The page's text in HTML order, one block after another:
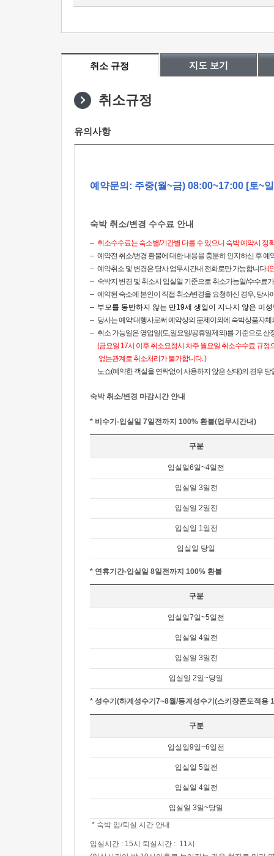
취소 규정 지도 보기
취소규정
유의사항
예약문의: 주중(월~금) 08:00~17:00 [토~
숙박 취소/변경 수수료 안내
취소수수료는 숙소별/기간별 다를 수 있으니 숙박 예약시 정
예약전 취소/변경 환불에 대한 내용을 충분히 인지하신 후 예
예약취소 및 변경은 당사 업무시간내 전화로만 가능합니다.(
숙박지 변경 및 취소시 입실일 기준으로 취소가능일/수수료
예약된 숙소에 본인이 직접 취소/변경을 요청하신 경우, 당사
부모를 동반하지 않는 만19세 생일이 지나지 않은 미
당사는 예약 대행사로써 예약상의 문제이외에 숙박상품자
취소 가능일은 영업일(토,일요일/공휴일제외)를 기준으로
(금요일 17시 이후 취소요청시 차주 월요일 취소수수료 규정
없는관계로 취소처리가 불가합니다. )
노쇼(예약한 객실을 연락없이 사용하지 않은 상태)의 경우
숙박 취소/변경 마감시간 안내
* 비수기-입실일 7일전까지 100% 환불(업무시간내)
구분
입실일6일~4일전
입실일 3일전
입실일 2일전
입실일 1일전
입실일 당일
* 연휴기간-입실일 8일전까지 100% 환불
구분
입실일7일~5일전
입실일 4일전
입실일 3일전
입실일 2일~당일
* 성수기(하계성수기7~8월/동계성수기(스키장콘도적용
구분
입실일9일~6일전
입실일 5일전
입실일 4일전
입실일 3일~당일
* 숙박 입/퇴실 시간 안내
입실시간 : 15시 퇴실시간 : 11시